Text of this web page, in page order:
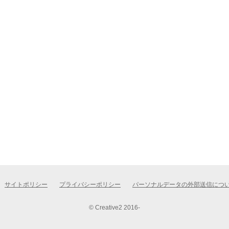
サイトポリシー プライバシーポリシー パーソナルデータの外部送信につ
© Creative2 2016-